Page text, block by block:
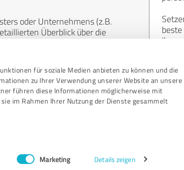
für soziale Medien anbieten zu können und die
zu Ihrer Verwendung unserer Website an unsere
führen diese Informationen möglicherweise mit
im Rahmen Ihrer Nutzung der Dienste gesammelt
Marketing Details zeigen
oder Unternehmens (z.B.
Überblick über die
Bewertungen von
sind weder finanziell noch
Ihrer